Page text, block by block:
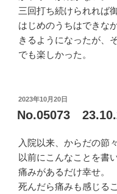
三回打ち続けられれば
はじめのうちはできな
きるようになったが、
でも楽しかった。
投
稿
日:
2023年10月20日
No.05073
入院以来、からだの節
以前にこんなことを書
痛みがあるだけ幸せ。
死んだら痛みも感じる